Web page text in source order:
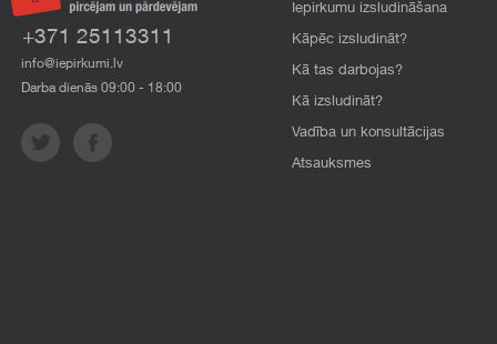
+371 25113311
info@iepirkumi.lv
Darba dienās 09:00 - 18:00
Iepirkumu izsludināšana
Kāpēc izsludināt?
Kā tas darbojas?
Kā izsludināt?
Vadība un konsultācijas
Atsauksmes